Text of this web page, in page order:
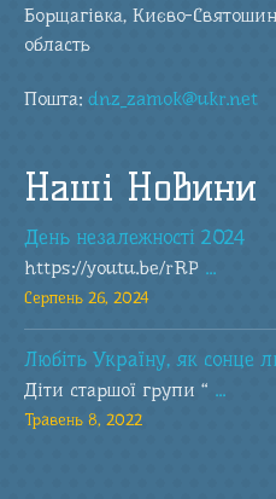
Борщагівка, Києво-
область
Пошта:dnz_zamok@ukr.net
Наші Новини
День незалежності 2024
https://youtu.be/rRP ...
Серпень 26, 2024
Любіть Україну, як сонце
Діти старшої групи “ ...
Травень 8, 2022